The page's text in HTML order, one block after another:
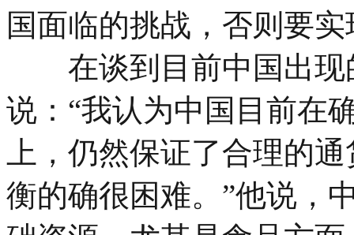
国面临的挑战，否则要
在谈到目前中国出现
说：“我认为中国目前在
上，仍然保证了合理的
衡的确很困难。”他说，